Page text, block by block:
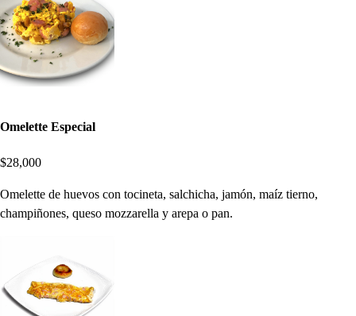
Omelette Especial
$28,000
Omelette de huevos con tocineta, salchicha, jamón, maíz tierno,
champiñones, queso mozzarella y arepa o pan.